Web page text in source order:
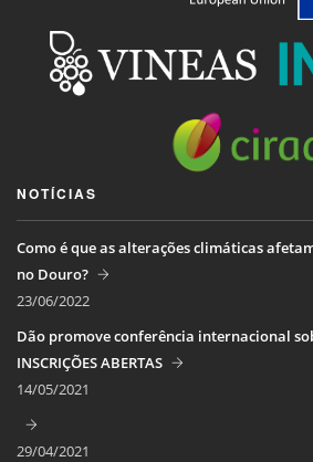
NOTÍCIAS
Como é que as alterações climáticas
no Douro?
23/06/2022
Dão promove conferência internacional
INSCRIÇÕES ABERTAS
14/05/2021
29/04/2021